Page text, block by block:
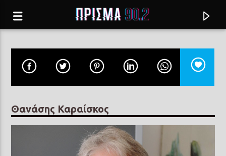
Θανάσης Καραίσκος